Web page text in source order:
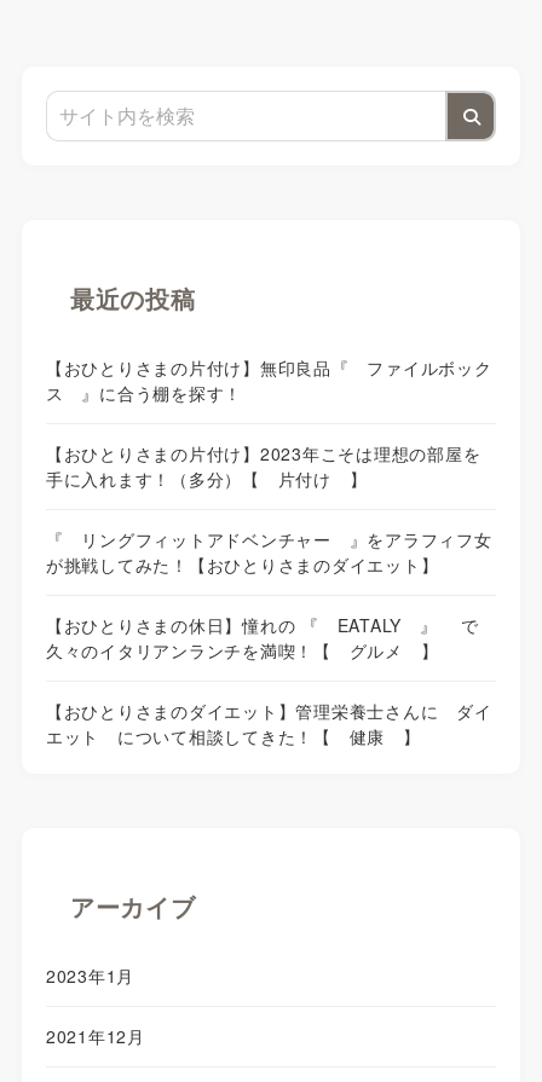
最近の投稿
【おひとりさまの片付け】無印良品『 ファイルボック
ス 』に合う棚を探す！
【おひとりさまの片付け】2023年こそは理想の部屋を
手に入れます！（多分）【 片付け 】
『 リングフィットアドベンチャー 』をアラフィフ女
が挑戦してみた！【おひとりさまのダイエット】
【おひとりさまの休日】憧れの 『 EATALY 』 で
久々のイタリアンランチを満喫！【 グルメ 】
【おひとりさまのダイエット】管理栄養士さんに ダイ
エット について相談してきた！【 健康 】
アーカイブ
2023年1月
2021年12月